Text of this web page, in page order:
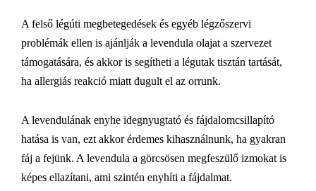
A felső légúti megbetegedések és egyéb légzőszervi
problémák ellen is ajánlják a levendula olajat a szervezet
támogatására, és akkor is segítheti a légutak tisztán tartását,
ha allergiás reakció miatt dugult el az orrunk.
A levendulának enyhe idegnyugtató és fájdalomcsillapító
hatása is van, ezt akkor érdemes kihasználnunk, ha gyakran
fáj a fejünk. A levendula a görcsösen megfeszülő izmokat is
képes ellazítani, ami szintén enyhíti a fájdalmat.